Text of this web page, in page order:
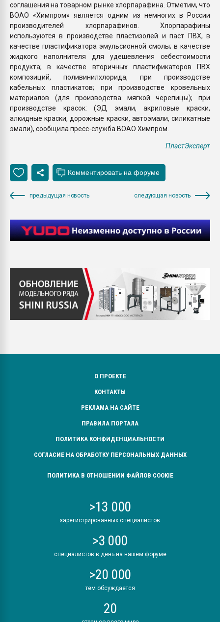
соглашения на товарном рынке хлорпарафина. Отметим, что
ВОАО «Химпром» является одним из немногих в России
производителей хлорпарафинов. Хлорпарафины
используются в производстве пластизолей и паст ПВХ, в
качестве пластификатора эмульсионной смолы; в качестве
жидкого наполнителя для удешевления себестоимости
продукта; в качестве вторичных пластификаторов ПВХ
композиций, поливинилхлорида, при производстве
кабельных пластикатов; при производстве кровельных
материалов (для производства мягкой черепицы); при
производстве красок: (ЭД эмали, акриловые краски,
алкидные краски, дорожные краски, автоэмали, силикатные
эмали), сообщила пресс-служба ВОАО Химпром.
ПластЭксперт
предыдущая новость следующая новость
О ПРОЕКТЕ
КОНТАКТЫ
РЕКЛАМА НА САЙТЕ
ПРАВИЛА ПОРТАЛА
ПОЛИТИКА КОНФИДЕНЦИАЛЬНОСТИ
СОГЛАСИЕ НА ОБРАБОТКУ ПЕРСОНАЛЬНЫХ ДАННЫХ
ПОЛИТИКА В ОТНОШЕНИИ ФАЙЛОВ COOKIE
>13 000
зарегистрированных специалистов
>3 000
специалистов в день на нашем форуме
>20 000
тем обсуждается
20